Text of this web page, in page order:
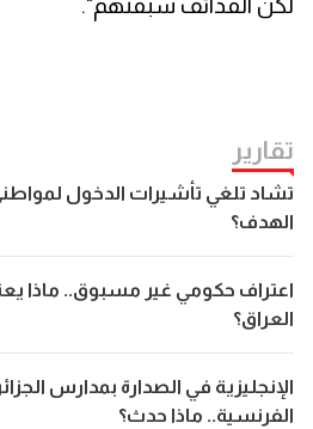
لكن القذائف سبقتهم".
تقارير
تشاد تلغي تأشيرات الدخول
الهدف؟
اعتراف حكومي غير مسبوق.. ماذا
العراق؟
الإنجليزية في الصدارة بمدارس
الفرنسية.. ماذا حدث؟